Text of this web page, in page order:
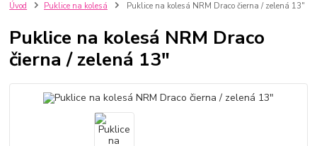
Úvod Puklice na kolesá Puklice na kolesá NRM Draco čierna / zelená 13"
Puklice na kolesá NRM Draco
čierna / zelená 13"